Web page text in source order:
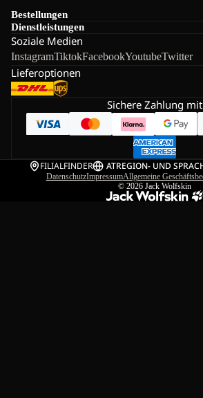
Bestellungen
Dienstleistungen
Soziale Medien
InstagramTiktokFacebookYoutubeTwitter
Lieferoptionen
Sichere Zahlung mit
FILIALFINDER ATREGION- UND
DatenschutzImpressumAllgemeine
© 2026 Jack Wolfskin